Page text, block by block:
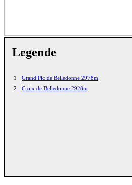
Legende
1
Grand Pic de Belledonne 2978m
2
Croix de Belledonne 2928m